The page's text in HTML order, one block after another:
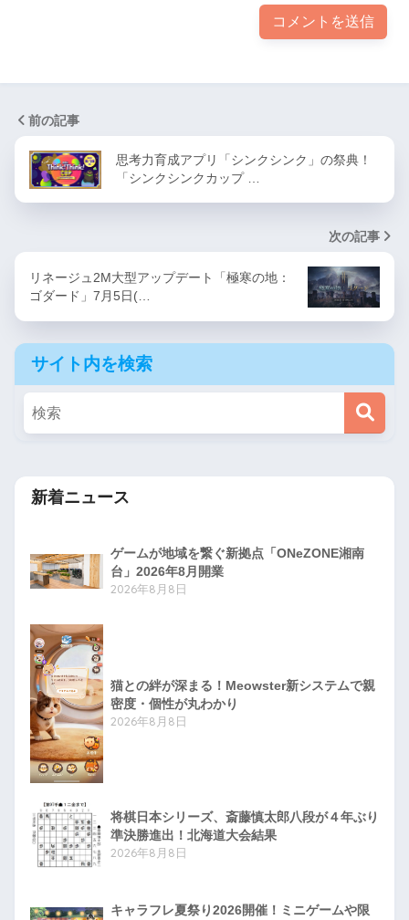
前の記事
思考力育成アプリ「シンクシンク」の祭典！
「シンクシンクカップ …
次の記事
リネージュ2M大型アップデート「極寒の地：
ゴダード」7月5日(…
サイト内を検索
新着ニュース
ゲームが地域を繋ぐ新拠点「ONeZONE湘南
台」2026年8月開業
2026年8月8日
猫との絆が深まる！Meowster新システムで親
密度・個性が丸わかり
2026年8月8日
将棋日本シリーズ、斎藤慎太郎八段が４年ぶり
準決勝進出！北海道大会結果
2026年8月8日
キャラフレ夏祭り2026開催！ミニゲームや限